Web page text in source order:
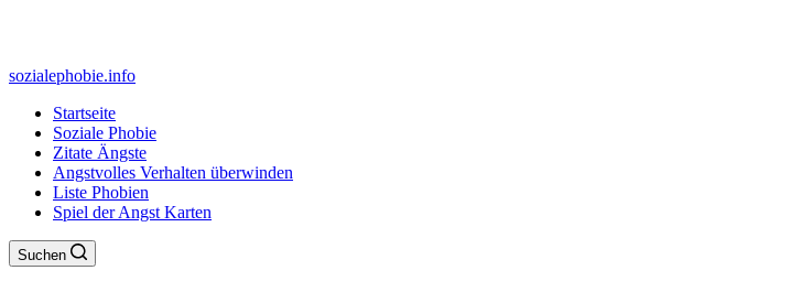
sozialephobie.info
Startseite
Soziale Phobie
Zitate Ängste
Angstvolles Verhalten überwinden
Liste Phobien
Spiel der Angst Karten
Suchen